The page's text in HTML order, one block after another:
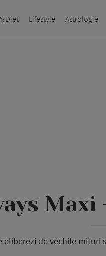
Diet Lifestyle Astrologie
eliberezi de vechile